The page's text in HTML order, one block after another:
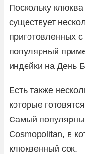
Поскольку
существует
приготовленных
популярный
индейки на День
Есть также
которые
Самый
Cosmopolitan, в
клюквенный сок.